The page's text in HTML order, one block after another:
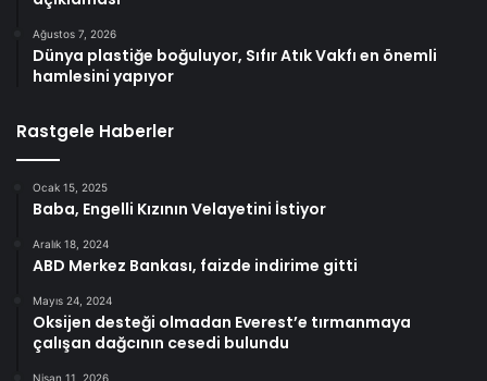
Ağustos 7, 2026
Dünya plastiğe boğuluyor, Sıfır Atık Vakfı en önemli
hamlesini yapıyor
Rastgele Haberler
Ocak 15, 2025
Baba, Engelli Kızının Velayetini İstiyor
Aralık 18, 2024
ABD Merkez Bankası, faizde indirime gitti
Mayıs 24, 2024
Oksijen desteği olmadan Everest’e tırmanmaya
çalışan dağcının cesedi bulundu
Nisan 11, 2026